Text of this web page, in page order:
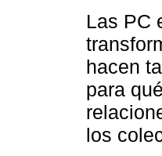
Las PC
hacen
para
los